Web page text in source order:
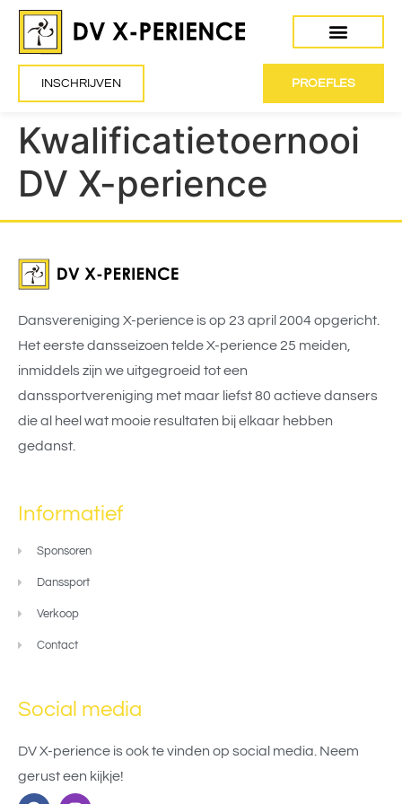
INSCHRIJVEN PROEFLES
Kwalificatietoernooi
DV X-perience
Dansvereniging X-perience is op 23 april 2004 opgericht.
Het eerste dansseizoen telde X-perience 25 meiden,
inmiddels zijn we uitgegroeid tot een
danssportvereniging met maar liefst 80 actieve dansers
die al heel wat mooie resultaten bij elkaar hebben
gedanst.
Informatief
Sponsoren
Danssport
Verkoop
Contact
Social media
DV X-perience is ook te vinden op social media. Neem
gerust een kijkje!